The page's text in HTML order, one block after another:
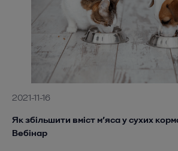
2021-11-16
Як збільшити вміст м’яса у сухих
Вебінар